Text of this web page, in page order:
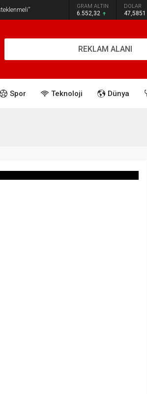
GRAM ALTIN
6.552,32
DOLAR
47,5851
REKLAM ALANI
Spor Teknoloji Dünya